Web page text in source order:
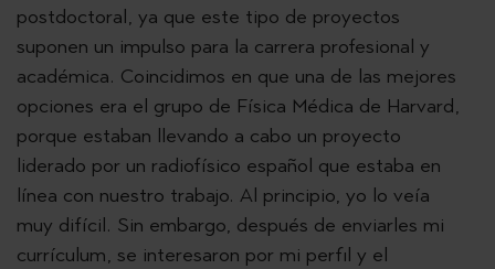
postdoctoral, ya que este tipo de proyectos
suponen un impulso para la carrera profesional y
académica. Coincidimos en que una de las mejores
opciones era el grupo de Física Médica de Harvard,
porque estaban llevando a cabo un proyecto
liderado por un radiofísico español que estaba en
línea con nuestro trabajo. Al principio, yo lo veía
muy difícil. Sin embargo, después de enviarles mi
currículum, se interesaron por mi perfil y el